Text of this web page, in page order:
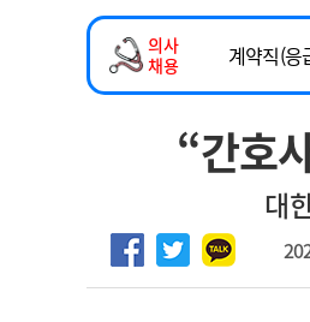
인포메이션
의사
채용
계약직(응
하반기 전
2026년 하
마취통
“간호
대